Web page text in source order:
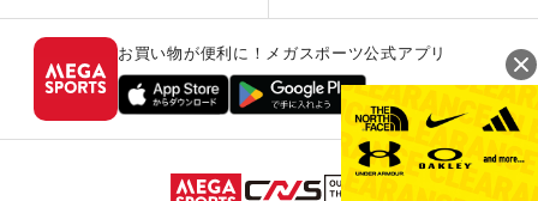
お買い物が便利に！メガスポーツ公式アプリ